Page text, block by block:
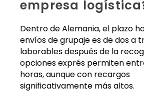
empresa
Dentro de Alemania, el plazo
envíos de grupaje es de dos a
laborables después de la
opciones exprés permiten
horas, aunque con recargos
significativamente más altos.